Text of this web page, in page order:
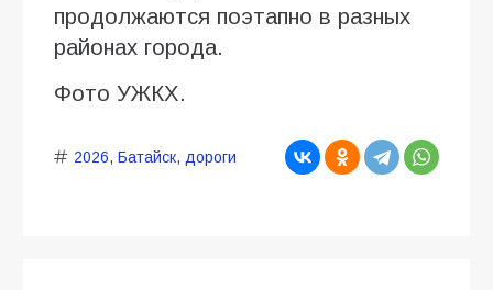
продолжаются поэтапно в разных
районах города.
Фото УЖКХ.
2026, Батайск, дороги